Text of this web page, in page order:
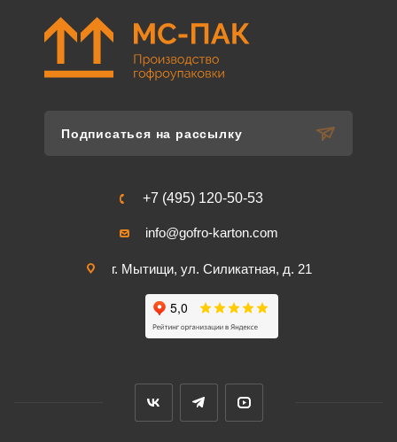
Подписаться на рассылку
+7 (495) 120-50-53
info@gofro-karton.com
г. Мытищи, ул. Силикатная, д. 21